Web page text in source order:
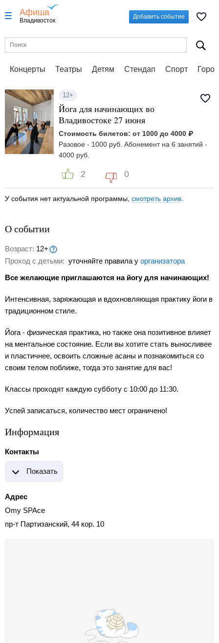
Афиша
Владивосток
Добавить событие
Концерты Театры Детям Стендап Спорт
12+
Йога для начинающих во
Владивостоке 27 июня
Стоимость билетов: от 1000 до 4000 ₽
Разовое - 1000 руб. Абонемент на 6 занятий -
4000 руб.
2 0
У события нет актуальной программы, смотреть архив
О событии
Возраст: 12+
Проход с детьми: уточняйте правила у организатора
Все желающие приглашаются на йогу для начинающих!
Интенсивная, заряжающая и вдохновляющая практику йоги в
традиционном стиле‍.
Йога - физическая практика, но также она позитивное влияет
на ментальное состояние. Если вы хотите стать выносливее
и пластичнее, освоить сложные асаны и познакомиться со
своим телом поближе, тогда это занятие для вас!
Классы проходят каждую субботу с 10:00 до 11:30.
Успей записаться, количество мест ограничено!
Информация
Контакты
Показать
Адрес
Omy SPAce
пр-т Партизанский, 44 кор. 10